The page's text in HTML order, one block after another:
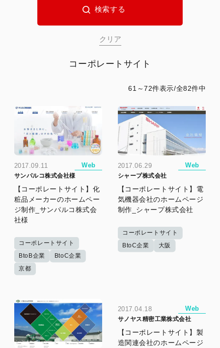
コーポレートサイト
61～72件表示/全82件中
2017.09.11 Web
サンパルコ株式会社様
【コーポレートサイト】化
粧品メーカーのホームペー
ジ制作_サンパルコ株式会
社様
コーポレートサイト
BtoB企業
BtoC企業
京都
2017.06.29 Web
シャープ株式会社
【コーポレートサイト】電
気機器会社のホームページ
制作_シャープ株式会社
コーポレートサイト
BtoC企業
大阪
2017.04.18 Web
サノヤス精密工業株式会社
【コーポレートサイト】製
造関連会社のホームページ